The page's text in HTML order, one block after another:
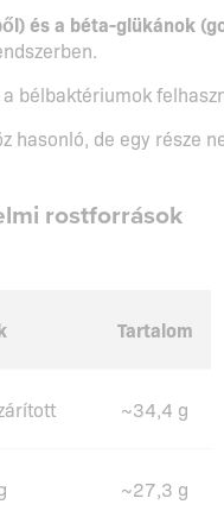
és a béta-glükánok
bélbaktériumok
hasonló, de egy része
rostforrások
Tartalom
~34,4 g
~27,3 g